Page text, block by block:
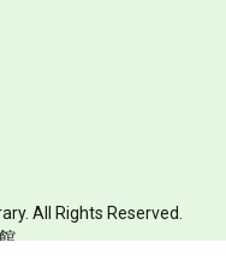
All Rights Reserved.